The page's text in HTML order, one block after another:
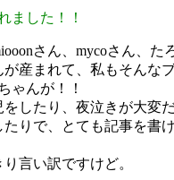
ました！！
さん、mycoさん、た
産まれて、私もそんな
ゃんが！！
したり、夜泣きが大変
たりで、とても記事を書
言い訳ですけど。